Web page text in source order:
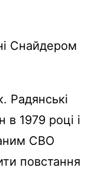
Снайдером
Радянські
в 1979 році і
СВО
повстання